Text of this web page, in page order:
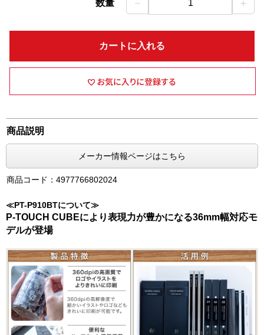
数量 － 1 ＋
カートに入れる
商品説明
メーカー情報ページはこちら
商品コード：4977766802024
≪PT-P910BTについて≫
P-TOUCH CUBEにより表現力が豊かになる36mm幅対応モ
デルが登場